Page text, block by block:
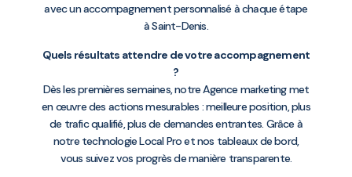
avec un accompagnement personnalisé à chaque étape
à Saint-Denis.
Quels résultats attendre de votre accompagnement
?
Dès les premières semaines, notre Agence marketing met
en œuvre des actions mesurables : meilleure position, plus
de trafic qualifié, plus de demandes entrantes. Grâce à
notre technologie Local Pro et nos tableaux de bord,
vous suivez vos progrès de manière transparente.